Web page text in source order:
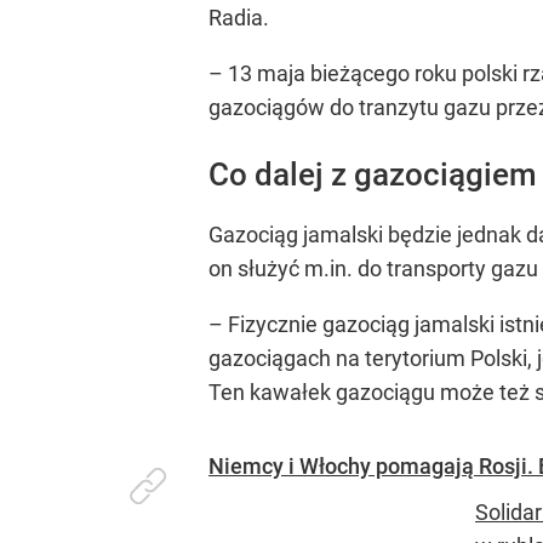
Radia.
– 13 maja bieżącego roku polski
gazociągów do tranzytu gazu
Co dalej z
Gazociąg jamalski będzie jednak
on służyć m.in. do transporty
– Fizycznie gazociąg jamalski
gazociągach na terytorium Polski,
Ten kawałek gazociągu może też
Niemcy i Włochy pomagają Rosji.